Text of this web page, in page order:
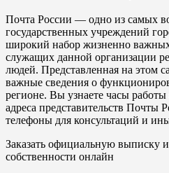
Почта России — одно из самых
государственных учреждений
широкий набор жизненно
служащих данной организации
людей. Представленная на этом
важные сведения о
регионе. Вы узнаете часы
адреса представительств Почты
телефоны для консультаций и
Заказать официальную выписку
собственности онлайн